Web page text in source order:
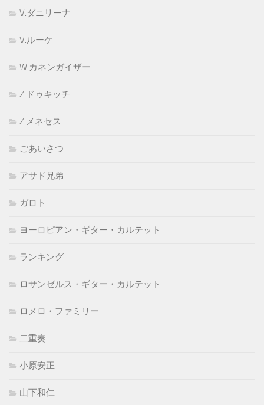
V.ダニリーナ
V.ルーケ
W.カネンガイザー
Z.ドゥキッチ
Z.メネセス
ごあいさつ
アサド兄弟
ガロト
ヨーロピアン・ギター・カルテット
ランキング
ロサンゼルス・ギター・カルテット
ロメロ・ファミリー
二重奏
小原安正
山下和仁